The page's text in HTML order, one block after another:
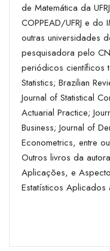
de Matemática da
COPPEAD/UFRJ e do
outras universidades
pesquisadora pelo
periódicos científicos
Statistics; Brazilian
Journal of Statistical
Actuarial Practice;
Business; Journal of
Econometrics, entre
Outros livros da
Aplicações, e
Estatísticos Aplicados